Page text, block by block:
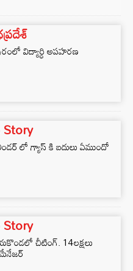
విద్యార్ధి అపహరణ
లో గ్యాస్ కి బదులు ఏముందో
చీటింగ్‌. 14లక్షలు